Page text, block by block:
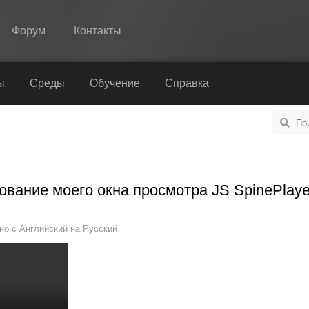
Форум Контакты
Spine
Обучение
Справка
Среды Обучение Справка
моего окна просмотра JS
с Английский на Русский